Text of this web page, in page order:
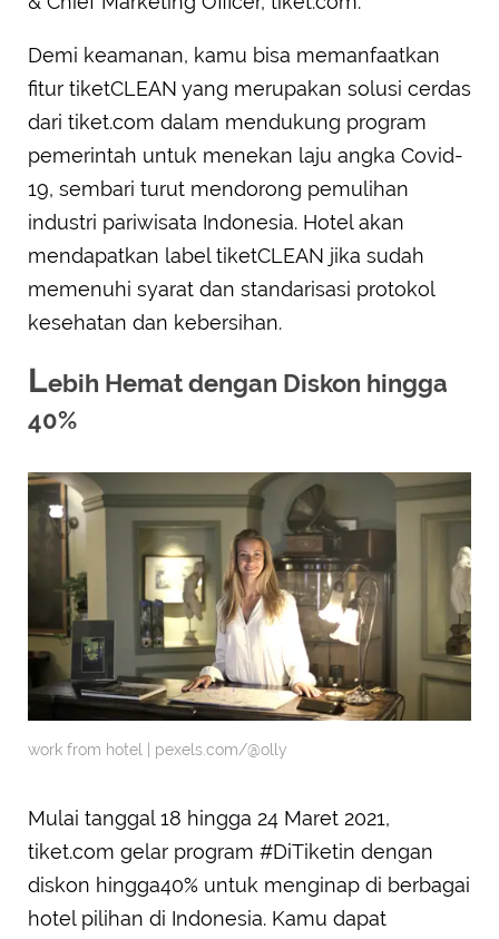
Demi keamanan, kamu bisa memanfaatkan
fitur tiketCLEAN yang merupakan solusi cerdas
dari tiket.com dalam mendukung program
pemerintah untuk menekan laju angka Covid-
19, sembari turut mendorong pemulihan
industri pariwisata Indonesia. Hotel akan
mendapatkan label tiketCLEAN jika sudah
memenuhi syarat dan standarisasi protokol
kesehatan dan kebersihan.
Lebih Hemat dengan Diskon hingga
40%
work from hotel | pexels.com/@olly
Mulai tanggal 18 hingga 24 Maret 2021,
tiket.com gelar program #DiTiketin dengan
diskon hingga40% untuk menginap di berbagai
hotel pilihan di Indonesia. Kamu dapat